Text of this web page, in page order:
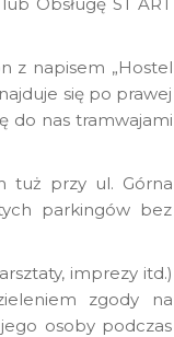
z napisem „Hostel
się po prawej
do nas tramwajami
tuż przy ul. Górna
parkingów bez
imprezy itd.)
zgody na
osoby podczas